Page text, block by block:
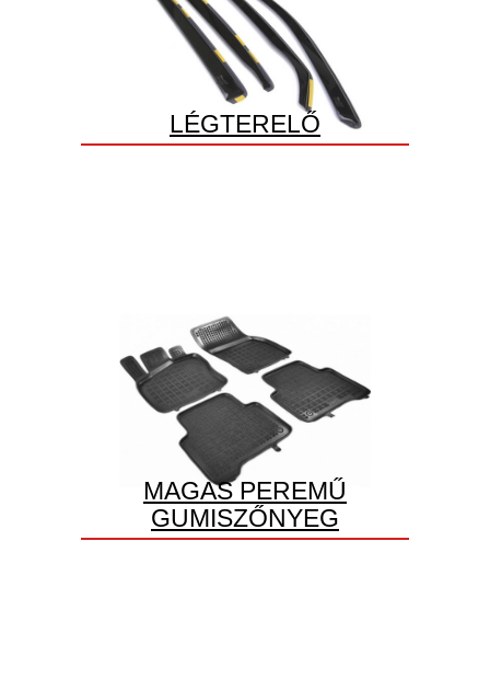
LÉGTERELŐ
MAGAS PEREMŰ
GUMISZŐNYEG